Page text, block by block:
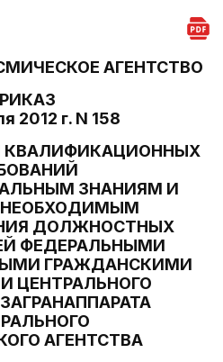
АГЕНТСТВО
2012 г. N 158
КВАЛИФИКАЦИОННЫХ
ЗНАНИЯМ И
ДОЛЖНОСТНЫХ
ФЕДЕРАЛЬНЫМИ
ГРАЖДАНСКИМИ
ЦЕНТРАЛЬНОГО
АГЕНТСТВА